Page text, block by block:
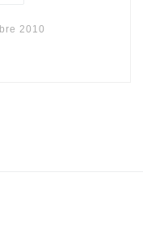
2010